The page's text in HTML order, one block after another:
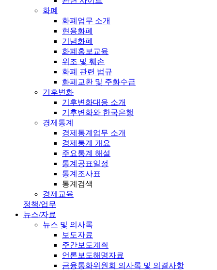
화폐
화폐업무 소개
현용화폐
기념화폐
화폐홍보교육
위조 및 훼손
화폐 관련 법규
화폐교환 및 주화수급
기후변화
기후변화대응 소개
기후변화와 한국은행
경제통계
경제통계업무 소개
경제통계 개요
주요통계 해설
통계공표일정
통계조사표
통계검색
경제교육
정책/업무
뉴스/자료
뉴스 및 의사록
보도자료
주간보도계획
언론보도해명자료
금융통화위원회 의사록 및 의결사항